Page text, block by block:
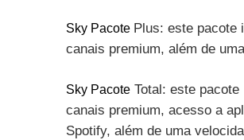
Sky Pacote Plus: este pacote
canais premium, além de
Sky Pacote Total: este
canais premium, acesso a
Spotify, além de uma